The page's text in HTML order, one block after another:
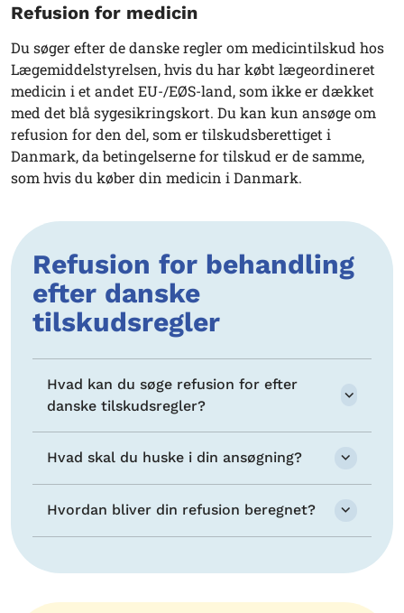
Refusion for medicin
Du søger efter de danske regler om medicintilskud hos
Lægemiddelstyrelsen, hvis du har købt lægeordineret
medicin i et andet EU-/EØS-land, som ikke er dækket
med det blå sygesikringskort. Du kan kun ansøge om
refusion for den del, som er tilskudsberettiget i
Danmark, da betingelserne for tilskud er de samme,
som hvis du køber din medicin i Danmark.
Refusion for behandling
efter danske
tilskudsregler
Hvad kan du søge refusion for efter
danske tilskudsregler?
Hvad skal du huske i din ansøgning?
Hvordan bliver din refusion beregnet?